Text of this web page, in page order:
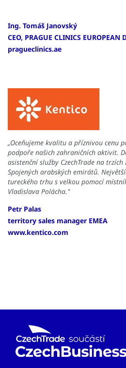
Ing. Tomáš Janovský
CEO, PRAGUE CLINICS EUROPEAN
pragueclinics.ae
„Oceňujeme kvalitu a příznivou cenu
podpoře našich zahraničních aktivit.
asistenční služby CzechTrade na
Spojených arabských emirátů.
tureckého trhu s velkou pomocí
Vladislava Polácha."
Petr Palas
territory sales manager EMEA
www.kentico.com